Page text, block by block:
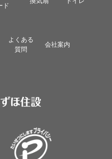
ド
よくある
質問
会社案内